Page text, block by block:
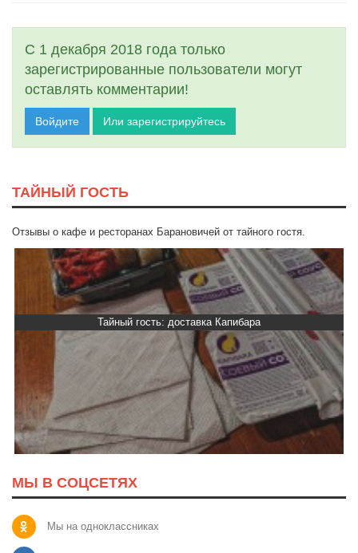
С 1 декабря 2018 года только
зарегистрированные пользователи могут
оставлять комментарии!
Войдите Или зарегистрируйтесь
ТАЙНЫЙ ГОСТЬ
Отзывы о кафе и ресторанах Барановичей от тайного гостя.
Тайный гость: доставка Капибара
МЫ В СОЦСЕТЯХ
Мы на одноклассниках